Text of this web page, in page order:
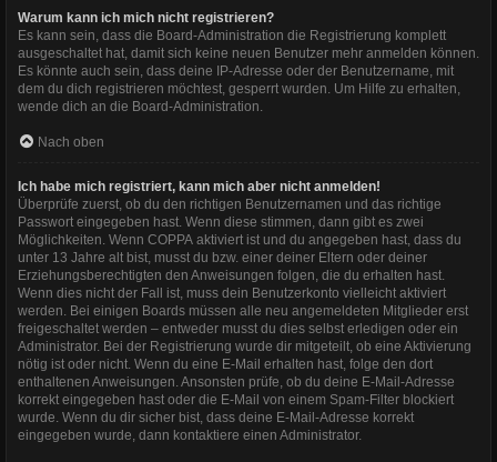
Warum kann ich mich nicht registrieren?
Es kann sein, dass die Board-Administration die Registrierung komplett
ausgeschaltet hat, damit sich keine neuen Benutzer mehr anmelden können.
Es könnte auch sein, dass deine IP-Adresse oder der Benutzername, mit
dem du dich registrieren möchtest, gesperrt wurden. Um Hilfe zu erhalten,
wende dich an die Board-Administration.
Nach oben
Ich habe mich registriert, kann mich aber nicht anmelden!
Überprüfe zuerst, ob du den richtigen Benutzernamen und das richtige
Passwort eingegeben hast. Wenn diese stimmen, dann gibt es zwei
Möglichkeiten. Wenn COPPA aktiviert ist und du angegeben hast, dass du
unter 13 Jahre alt bist, musst du bzw. einer deiner Eltern oder deiner
Erziehungsberechtigten den Anweisungen folgen, die du erhalten hast.
Wenn dies nicht der Fall ist, muss dein Benutzerkonto vielleicht aktiviert
werden. Bei einigen Boards müssen alle neu angemeldeten Mitglieder erst
freigeschaltet werden – entweder musst du dies selbst erledigen oder ein
Administrator. Bei der Registrierung wurde dir mitgeteilt, ob eine Aktivierung
nötig ist oder nicht. Wenn du eine E-Mail erhalten hast, folge den dort
enthaltenen Anweisungen. Ansonsten prüfe, ob du deine E-Mail-Adresse
korrekt eingegeben hast oder die E-Mail von einem Spam-Filter blockiert
wurde. Wenn du dir sicher bist, dass deine E-Mail-Adresse korrekt
eingegeben wurde, dann kontaktiere einen Administrator.